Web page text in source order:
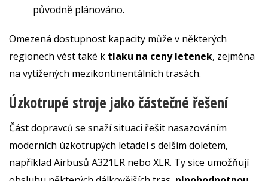
původně plánováno.
Omezená dostupnost kapacity může v některých
regionech vést také k tlaku na ceny letenek, zejména
na vytížených mezikontinentálních trasách.
Úzkotrupé stroje jako částečné řešení
Část dopravců se snaží situaci řešit nasazováním
moderních úzkotrupých letadel s delším doletem,
například Airbusů A321LR nebo XLR. Ty sice umožňují